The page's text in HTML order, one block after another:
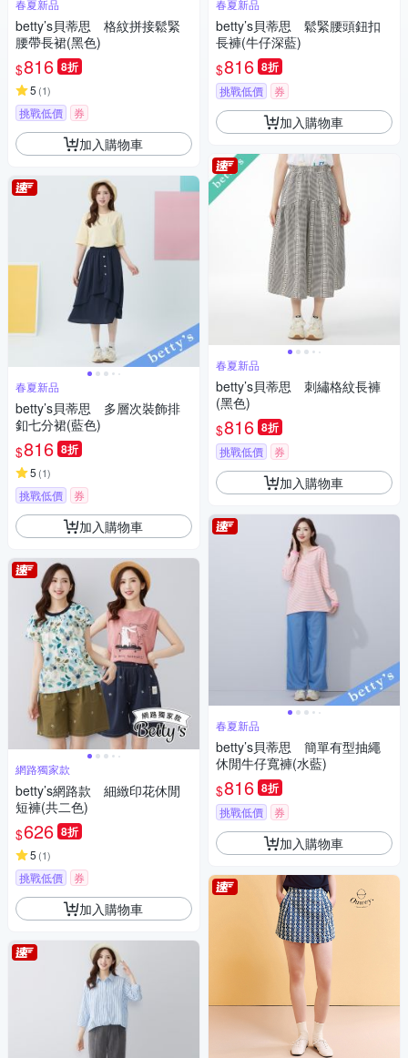
春夏新品
betty’s貝蒂思 格紋拼接鬆緊
腰帶長裙(黑色)
$816 8折
5 (1)
挑戰低價 券
加入購物車
春夏新品
betty’s貝蒂思 多層次裝飾排
釦七分裙(藍色)
$816 8折
5 (1)
挑戰低價 券
加入購物車
網路獨家款
betty’s網路款 細緻印花休閒
短褲(共二色)
$626 8折
5 (1)
挑戰低價 券
加入購物車
春夏新品
betty’s貝蒂思 鬆緊腰頭鈕扣
長褲(牛仔深藍)
$816 8折
挑戰低價 券
加入購物車
春夏新品
betty’s貝蒂思 刺繡格紋長褲
(黑色)
$816 8折
挑戰低價 券
加入購物車
春夏新品
betty’s貝蒂思 簡單有型抽繩
休閒牛仔寬褲(水藍)
$816 8折
挑戰低價 券
加入購物車